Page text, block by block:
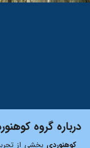
درباره گروه
کوهنوردى بخشى از